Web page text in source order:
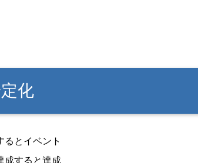
化
るとイベント
成すると達成